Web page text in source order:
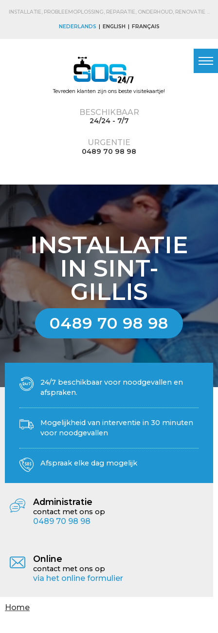
main
INSTALLATIE, PROBLEEMOPLOSSING, REPARATIE, ONDERHOUD, RENOVATIE ...
NEDERLANDS ENGLISH FRANÇAIS
Tevreden klanten zijn ons beste visitekaartje!
BESCHIKBAAR
24/24 - 7/7
URGENTIE
0489 70 98 98
INSTALLATIE
IN SINT-
GILLIS
0489 70 98 98
24/7 beschikbaar voor noodgevallen en
afspraken.
Mogelijkheid van interventie in 30 minuten
voor noodgevallen
Afspraak elke dag mogelijk
Administratie
contact met ons op
0489 70 98 98
Online
contact met ons op
via het online formulier
U
Home